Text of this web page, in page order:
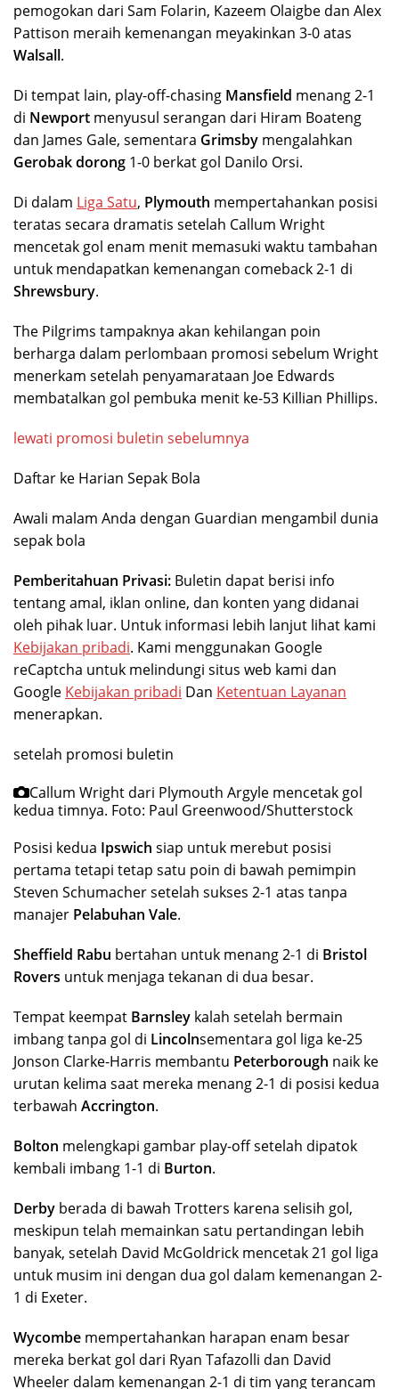
pemogokan dari Sam Folarin, Kazeem Olaigbe dan Alex
Pattison meraih kemenangan meyakinkan 3-0 atas
Walsall.
Di tempat lain, play-off-chasing Mansfield menang 2-1
di Newport menyusul serangan dari Hiram Boateng
dan James Gale, sementara Grimsby mengalahkan
Gerobak dorong 1-0 berkat gol Danilo Orsi.
Di dalam Liga Satu, Plymouth mempertahankan posisi
teratas secara dramatis setelah Callum Wright
mencetak gol enam menit memasuki waktu tambahan
untuk mendapatkan kemenangan comeback 2-1 di
Shrewsbury.
The Pilgrims tampaknya akan kehilangan poin
berharga dalam perlombaan promosi sebelum Wright
menerkam setelah penyamarataan Joe Edwards
membatalkan gol pembuka menit ke-53 Killian Phillips.
lewati promosi buletin sebelumnya
Daftar ke Harian Sepak Bola
Awali malam Anda dengan Guardian mengambil dunia
sepak bola
Pemberitahuan Privasi: Buletin dapat berisi info
tentang amal, iklan online, dan konten yang didanai
oleh pihak luar. Untuk informasi lebih lanjut lihat kami
Kebijakan pribadi. Kami menggunakan Google
reCaptcha untuk melindungi situs web kami dan
Google Kebijakan pribadi Dan Ketentuan Layanan
menerapkan.
setelah promosi buletin
Callum Wright dari Plymouth Argyle mencetak gol
kedua timnya. Foto: Paul Greenwood/Shutterstock
Posisi kedua Ipswich siap untuk merebut posisi
pertama tetapi tetap satu poin di bawah pemimpin
Steven Schumacher setelah sukses 2-1 atas tanpa
manajer Pelabuhan Vale.
Sheffield Rabu bertahan untuk menang 2-1 di Bristol
Rovers untuk menjaga tekanan di dua besar.
Tempat keempat Barnsley kalah setelah bermain
imbang tanpa gol di Lincolnsementara gol liga ke-25
Jonson Clarke-Harris membantu Peterborough naik ke
urutan kelima saat mereka menang 2-1 di posisi kedua
terbawah Accrington.
Bolton melengkapi gambar play-off setelah dipatok
kembali imbang 1-1 di Burton.
Derby berada di bawah Trotters karena selisih gol,
meskipun telah memainkan satu pertandingan lebih
banyak, setelah David McGoldrick mencetak 21 gol liga
untuk musim ini dengan dua gol dalam kemenangan 2-
1 di Exeter.
Wycombe mempertahankan harapan enam besar
mereka berkat gol dari Ryan Tafazolli dan David
Wheeler dalam kemenangan 2-1 di tim yang terancam